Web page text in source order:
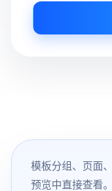
模板分组、页面
预览中直接查看。